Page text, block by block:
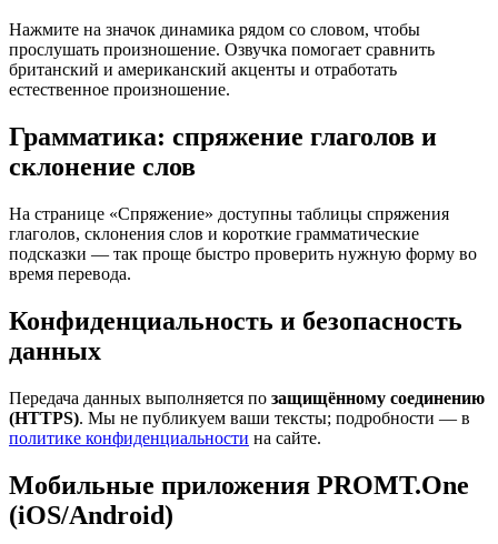
Нажмите на значок динамика рядом со словом, чтобы
прослушать произношение. Озвучка помогает сравнить
британский и американский акценты и отработать
естественное произношение.
Грамматика: спряжение глаголов и
склонение слов
На странице «Спряжение» доступны таблицы спряжения
глаголов, склонения слов и короткие грамматические
подсказки — так проще быстро проверить нужную форму во
время перевода.
Конфиденциальность и безопасность
данных
Передача данных выполняется по защищённому соединению
(HTTPS). Мы не публикуем ваши тексты; подробности — в
политике конфиденциальности на сайте.
Мобильные приложения PROMT.One
(iOS/Android)